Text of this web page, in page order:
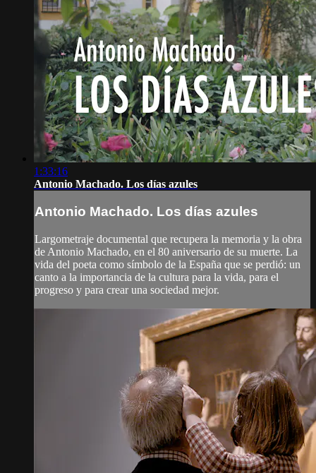
1:33:16
Antonio Machado. Los días azules
Antonio Machado. Los días azules
Largometraje documental que recupera la memoria y la obra
de Antonio Machado, en el 80 aniversario de su muerte. La
vida del poeta como símbolo de la España que se perdió: un
canto a la importancia de la cultura para la vida, para el
progreso y para crear una sociedad mejor.